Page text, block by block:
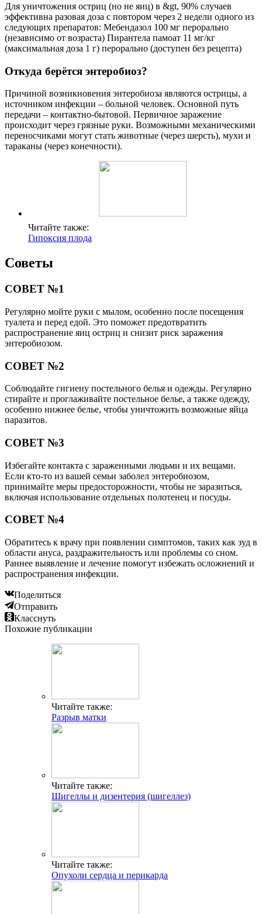
Для уничтожения остриц (но не яиц) в &gt, 90% случаев
эффективна разовая доза с повтором через 2 недели одного из
следующих препаратов: Мебендазол 100 мг перорально
(независимо от возраста) Пирантела памоат 11 мг/кг
(максимальная доза 1 г) перорально (доступен без рецепта)
Откуда берётся энтеробиоз?
Причиной возникновения энтеробиоза являются острицы, а
источником инфекции – больной человек. Основной путь
передачи – контактно-бытовой. Первичное заражение
происходит через грязные руки. Возможными механическими
переносчиками могут стать животные (через шерсть), мухи и
тараканы (через конечности).
Читайте также:
Гипоксия плода
Советы
СОВЕТ №1
Регулярно мойте руки с мылом, особенно после посещения
туалета и перед едой. Это поможет предотвратить
распространение яиц остриц и снизит риск заражения
энтеробиозом.
СОВЕТ №2
Соблюдайте гигиену постельного белья и одежды. Регулярно
стирайте и проглаживайте постельное белье, а также одежду,
особенно нижнее белье, чтобы уничтожить возможные яйца
паразитов.
СОВЕТ №3
Избегайте контакта с зараженными людьми и их вещами.
Если кто-то из вашей семьи заболел энтеробиозом,
принимайте меры предосторожности, чтобы не заразиться,
включая использование отдельных полотенец и посуды.
СОВЕТ №4
Обратитесь к врачу при появлении симптомов, таких как зуд в
области ануса, раздражительность или проблемы со сном.
Раннее выявление и лечение помогут избежать осложнений и
распространения инфекции.
Поделиться
Отправить
Класснуть
Похожие публикации
Читайте также:
Разрыв матки
Читайте также:
Шигеллы и дизентерия (шигеллез)
Читайте также:
Опухоли сердца и перикарда